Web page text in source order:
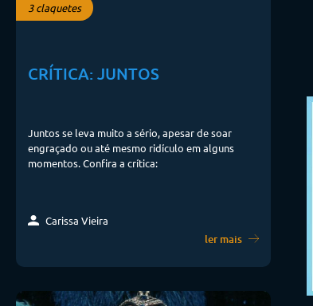
3 claquetes
CRÍTICA: JUNTOS
Juntos se leva muito a sério, apesar de soar
engraçado ou até mesmo ridículo em alguns
momentos. Confira a crítica:
Carissa Vieira
ler mais